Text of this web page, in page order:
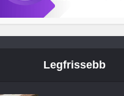
Legfrissebb